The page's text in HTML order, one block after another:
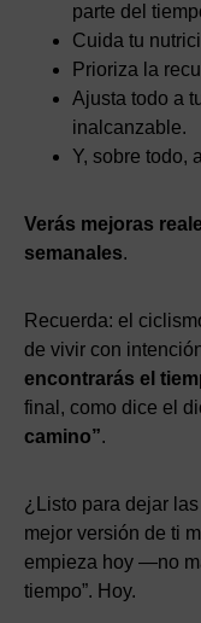
parte del
Cuida tu
Prioriza la
Ajusta todo a
inalcanzable.
Y, sobre todo,
Verás mejoras
semanales.
Recuerda: el
de vivir con
encontrarás el
final, como dice el
camino”.
¿Listo para dejar
mejor versión de ti
empieza hoy —no
tiempo”. Hoy.